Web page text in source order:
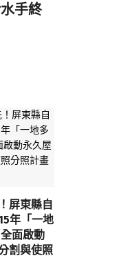
手終
屏東縣自
年「一地
面啟動
割與使照